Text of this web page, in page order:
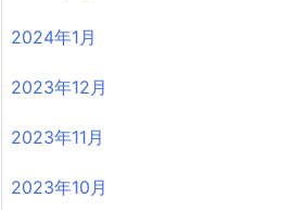
2024年1月
2023年12月
2023年11月
2023年10月